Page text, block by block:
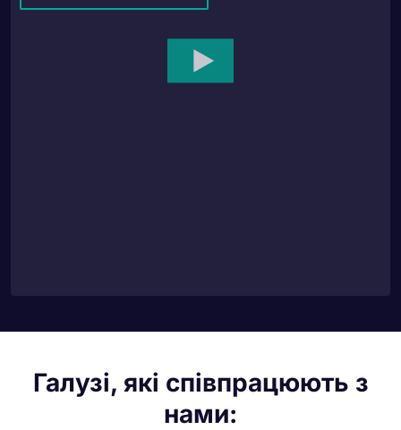
Галузі, які співпрацюють з
нами: